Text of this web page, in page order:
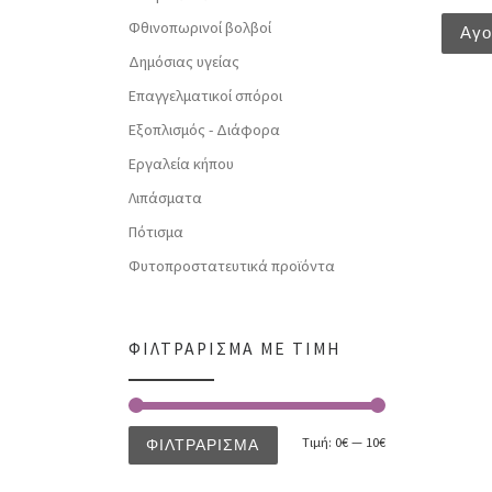
Φθινοπωρινοί βολβοί
Δημόσιας υγείας
Επαγγελματικοί σπόροι
Εξοπλισμός - Διάφορα
Εργαλεία κήπου
Λιπάσματα
Πότισμα
Φυτοπροστατευτικά προϊόντα
ΦΙΛΤΡΆΡΙΣΜΑ ΜΕ ΤΙΜΉ
ΦΙΛΤΡΆΡΙΣΜΑ Τιμή: 0€ — 10€